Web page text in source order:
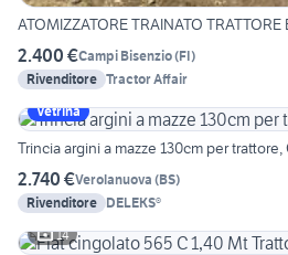
ATOMIZZATORE TRAINATO TRATTORE
2.400 €Campi Bisenzio(FI)
Rivenditore Tractor Affair
Vetrina
Trincia argini a mazze 130cm per trattore,
2.740 €Verolanuova (BS)
Rivenditore DELEKS®
14